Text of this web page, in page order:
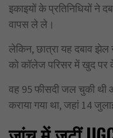
इकाइयों के प्रतिनिधियों ने
वापस ले ले।
लेकिन, छात्रा यह दबाव
को कॉलेज परिसर में खुद पर
वह 95 फीसदी जल चुकी थी
कराया गया था, जहां 14